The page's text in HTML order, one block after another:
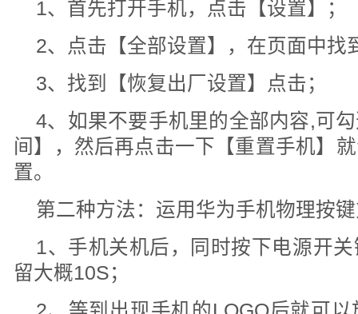
1、首先打开手机，点击【设置】；
2、点击【全部设置】，在页面中找
3、找到【恢复出厂设置】点击；
4、如果不要手机里的全部内容,可
间】，然后再点击一下【重置手机】
置。
第二种方法：运用华为手机物理按
1、手机关机后，同时按下电源开
留大概10S；